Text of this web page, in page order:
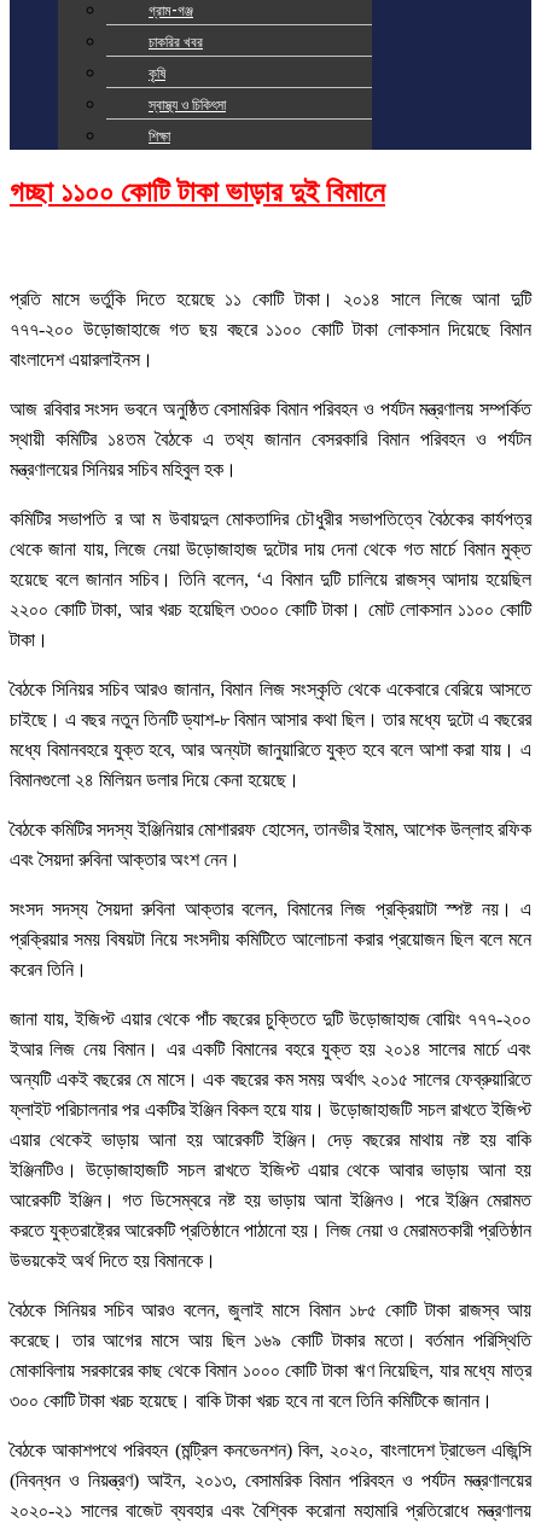
গ্রাম-গঞ্জ
চাকরির খবর
কৃষি
স্বাস্থ্য ও চিকিৎসা
শিক্ষা
গচ্ছা ১১০০ কোটি টাকা ভাড়ার দুই বিমানে
প্রতি মাসে ভর্তুকি দিতে হয়েছে ১১ কোটি টাকা। ২০১৪ সালে লিজে আনা দুটি
৭৭৭-২০০ উড়োজাহাজে গত ছয় বছরে ১১০০ কোটি টাকা লোকসান দিয়েছে বিমান
বাংলাদেশ এয়ারলাইনস।
আজ রবিবার সংসদ ভবনে অনুষ্ঠিত বেসামরিক বিমান পরিবহন ও পর্যটন মন্ত্রণালয় সম্পর্কিত
স্থায়ী কমিটির ১৪তম বৈঠকে এ তথ্য জানান বেসরকারি বিমান পরিবহন ও পর্যটন
মন্ত্রণালয়ের সিনিয়র সচিব মহিবুল হক।
কমিটির সভাপতি র আ ম উবায়দুল মোকতাদির চৌধুরীর সভাপতিত্বে বৈঠকের কার্যপত্র
থেকে জানা যায়, লিজে নেয়া উড়োজাহাজ দুটোর দায় দেনা থেকে গত মার্চে বিমান মুক্ত
হয়েছে বলে জানান সচিব। তিনি বলেন, ‘এ বিমান দুটি চালিয়ে রাজস্ব আদায় হয়েছিল
২২০০ কোটি টাকা, আর খরচ হয়েছিল ৩৩০০ কোটি টাকা। মোট লোকসান ১১০০ কোটি
টাকা।
বৈঠকে সিনিয়র সচিব আরও জানান, বিমান লিজ সংস্কৃতি থেকে একেবারে বেরিয়ে আসতে
চাইছে। এ বছর নতুন তিনটি ড্যাশ-৮ বিমান আসার কথা ছিল। তার মধ্যে দুটো এ বছরের
মধ্যে বিমানবহরে যুক্ত হবে, আর অন্যটা জানুয়ারিতে যুক্ত হবে বলে আশা করা যায়। এ
বিমানগুলো ২৪ মিলিয়ন ডলার দিয়ে কেনা হয়েছে।
বৈঠকে কমিটির সদস্য ইঞ্জিনিয়ার মোশাররফ হোসেন, তানভীর ইমাম, আশেক উল্লাহ রফিক
এবং সৈয়দা রুবিনা আক্তার অংশ নেন।
সংসদ সদস্য সৈয়দা রুবিনা আক্তার বলেন, বিমানের লিজ প্রক্রিয়াটা স্পষ্ট নয়। এ
প্রক্রিয়ার সময় বিষয়টা নিয়ে সংসদীয় কমিটিতে আলোচনা করার প্রয়োজন ছিল বলে মনে
করেন তিনি।
জানা যায়, ইজিপ্ট এয়ার থেকে পাঁচ বছরের চুক্তিতে দুটি উড়োজাহাজ বোয়িং ৭৭৭-২০০
ইআর লিজ নেয় বিমান। এর একটি বিমানের বহরে যুক্ত হয় ২০১৪ সালের মার্চে এবং
অন্যটি একই বছরের মে মাসে। এক বছরের কম সময় অর্থাৎ ২০১৫ সালের ফেব্রুয়ারিতে
ফ্লাইট পরিচালনার পর একটির ইঞ্জিন বিকল হয়ে যায়। উড়োজাহাজটি সচল রাখতে ইজিপ্ট
এয়ার থেকেই ভাড়ায় আনা হয় আরেকটি ইঞ্জিন। দেড় বছরের মাথায় নষ্ট হয় বাকি
ইঞ্জিনটিও। উড়োজাহাজটি সচল রাখতে ইজিপ্ট এয়ার থেকে আবার ভাড়ায় আনা হয়
আরেকটি ইঞ্জিন। গত ডিসেম্বরে নষ্ট হয় ভাড়ায় আনা ইঞ্জিনও। পরে ইঞ্জিন মেরামত
করতে যুক্তরাষ্ট্রের আরেকটি প্রতিষ্ঠানে পাঠানো হয়। লিজ নেয়া ও মেরামতকারী প্রতিষ্ঠান
উভয়কেই অর্থ দিতে হয় বিমানকে।
বৈঠকে সিনিয়র সচিব আরও বলেন, জুলাই মাসে বিমান ১৮৫ কোটি টাকা রাজস্ব আয়
করেছে। তার আগের মাসে আয় ছিল ১৬৯ কোটি টাকার মতো। বর্তমান পরিস্থিতি
মোকাবিলায় সরকারের কাছ থেকে বিমান ১০০০ কোটি টাকা ঋণ নিয়েছিল, যার মধ্যে মাত্র
৩০০ কোটি টাকা খরচ হয়েছে। বাকি টাকা খরচ হবে না বলে তিনি কমিটিকে জানান।
বৈঠকে আকাশপথে পরিবহন (মন্ট্রিল কনভেনশন) বিল, ২০২০, বাংলাদেশ ট্রাভেল এজিন্সি
(নিবন্ধন ও নিয়ন্ত্রণ) আইন, ২০১৩, বেসামরিক বিমান পরিবহন ও পর্যটন মন্ত্রণালয়ের
২০২০-২১ সালের বাজেট ব্যবহার এবং বৈশ্বিক করোনা মহামারি প্রতিরোধে মন্ত্রণালয়